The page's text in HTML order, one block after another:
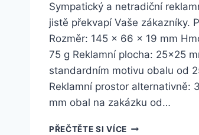
Sympatický a netradiční
jistě překvapí Vaše zákazníky.
Rozměr: 145 x 66 x 19 mm
75 g Reklamní plocha: 25×25
standardním motivu obalu od
Reklamní prostor alternativně:
mm obal na zakázku od…
PŘEČTĚTE SI VÍCE